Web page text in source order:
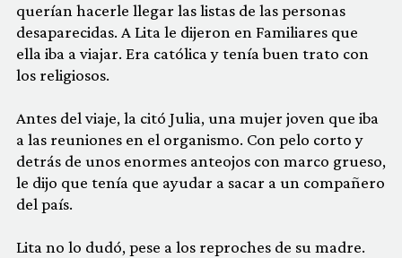
querían hacerle llegar las listas de las personas
desaparecidas. A Lita le dijeron en Familiares que
ella iba a viajar. Era católica y tenía buen trato con
los religiosos.
Antes del viaje, la citó Julia, una mujer joven que iba
a las reuniones en el organismo. Con pelo corto y
detrás de unos enormes anteojos con marco grueso,
le dijo que tenía que ayudar a sacar a un compañero
del país.
Lita no lo dudó, pese a los reproches de su madre.